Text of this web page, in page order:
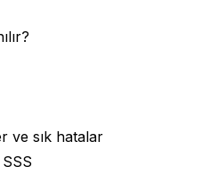
ve sık hatalar